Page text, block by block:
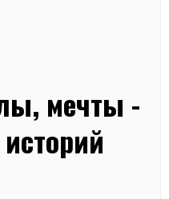
мечты -